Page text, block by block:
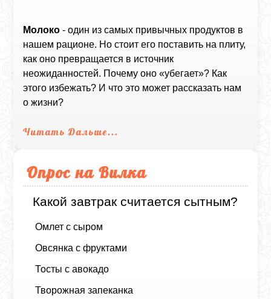
Молоко - один из самых привычных продуктов в
нашем рационе. Но стоит его поставить на плиту,
как оно превращается в источник
неожиданностей. Почему оно «убегает»? Как
этого избежать? И что это может рассказать нам
о жизни?
Читать Дальше...
Опрос на Вилка
Какой завтрак считается сытным?
Омлет с сыром
Овсянка с фруктами
Тосты с авокадо
Творожная запеканка